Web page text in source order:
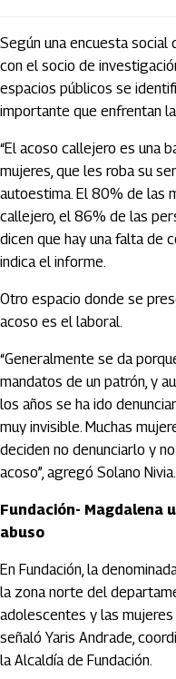
Según una encuesta
con el socio de
espacios públicos se
importante que enfrentan
“El acoso callejero es una
mujeres, que les roba su
autoestima. El 80% de las
callejero, el 86% de las
dicen que hay una falta de
indica el informe.
Otro espacio donde se
acoso es el laboral.
“Generalmente se da
mandatos de un patrón, y
los años se ha ido
muy invisible. Muchas
deciden no denunciarlo y
acoso”, agregó Solano Nivia.
Fundación- Magdalena
abuso
En Fundación, la
la zona norte del
adolescentes y las
señaló Yaris Andrade,
la Alcaldía de Fundación.